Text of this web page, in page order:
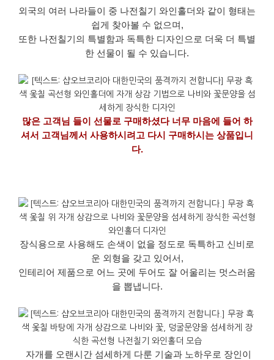
외국의 여러 나라들이 중 나전칠기 와인홀더와 같이 형태는
쉽게 찾아볼 수 없으며,
또한 나전칠기의 특별함과 독특한 디자인으로 더욱 더 특별
한 선물이 될 수 있습니다.
많은 고객님 들이 선물로 구매하셨다 너무 마음에 들어 하
셔서 고객님께서 사용하시려고 다시 구매하시는 상품입니
다.
장식용으로 사용해도 손색이 없을 정도로 독특하고 신비로
운 외형을 갖고 있어서,
인테리어 제품으로 어느 곳에 두어도 잘 어울리는 멋스러움
을 뽑냅니다.
자개를 오랜시간 섬세하게 다룬 기술과 노하우로 장인이